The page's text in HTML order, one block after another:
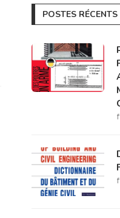
POSTES RÉCENTS